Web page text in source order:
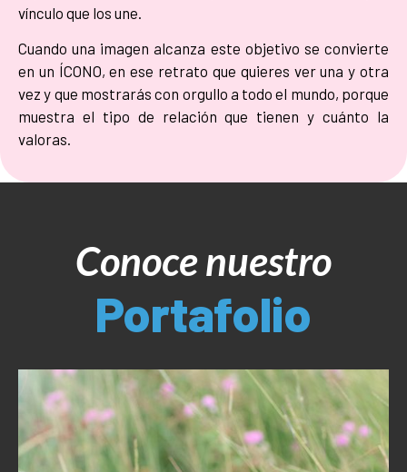
vínculo que los une.
Cuando una imagen alcanza este objetivo se convierte
en un ÍCONO, en ese retrato que quieres ver una y otra
vez y que mostrarás con orgullo a todo el mundo, porque
muestra el tipo de relación que tienen y cuánto la
valoras.
Conoce nuestro
Portafolio